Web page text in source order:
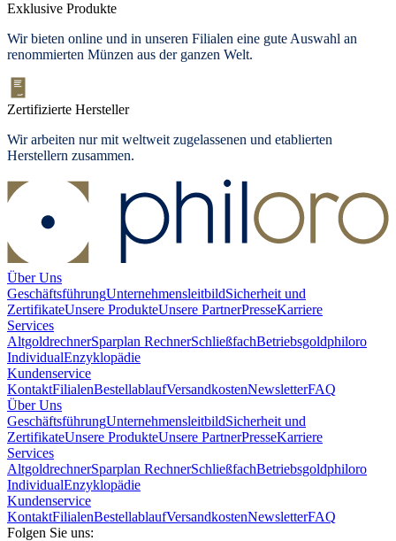
Exklusive Produkte
Wir bieten online und in unseren Filialen eine gute Auswahl an
renommierten Münzen aus der ganzen Welt.
Zertifizierte Hersteller
Wir arbeiten nur mit weltweit zugelassenen und etablierten
Herstellern zusammen.
Über Uns
GeschäftsführungUnternehmensleitbildSicherheit und
ZertifikateUnsere ProdukteUnsere PartnerPresseKarriere
Services
AltgoldrechnerSparplan RechnerSchließfachBetriebsgoldphiloro
IndividualEnzyklopädie
Kundenservice
KontaktFilialenBestellablaufVersandkostenNewsletterFAQ
Über Uns
GeschäftsführungUnternehmensleitbildSicherheit und
ZertifikateUnsere ProdukteUnsere PartnerPresseKarriere
Services
AltgoldrechnerSparplan RechnerSchließfachBetriebsgoldphiloro
IndividualEnzyklopädie
Kundenservice
KontaktFilialenBestellablaufVersandkostenNewsletterFAQ
Folgen Sie uns: